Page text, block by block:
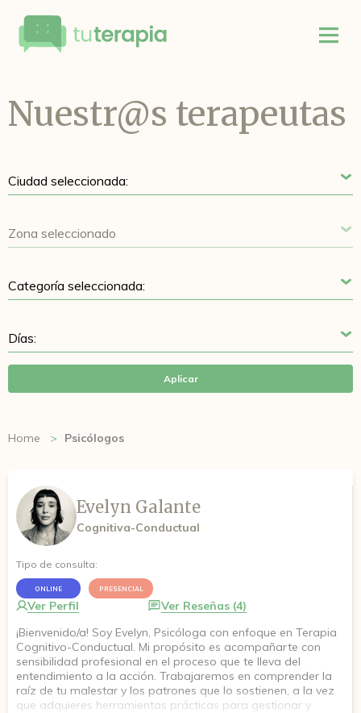
Nuestr@s terapeutas
Aplicar
Home Psicólogos
Evelyn Galante
Cognitiva-Conductual
Tipo de consulta:
ONLINE PRESENCIAL
Ver Perfil
Ver Reseñas (4)
¡Bienvenido/a! Soy Evelyn, Psicóloga con enfoque en Terapia
Cognitivo-Conductual. Mi propósito es acompañarte con
sensibilidad profesional en el proceso que te lleva del
entendimiento a la acción. Trabajaremos en comprender la
raíz de tu malestar y los patrones que lo sostienen, a la vez
que adquieres herramientas prácticas para gestionar y